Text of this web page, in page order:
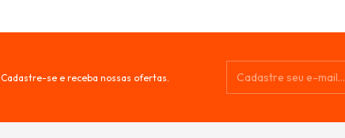
Cadastre-se e receba nossas ofertas.